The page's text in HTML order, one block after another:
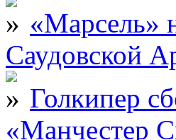
«Марсель»
Саудовской
Голкипер
«Манчестер